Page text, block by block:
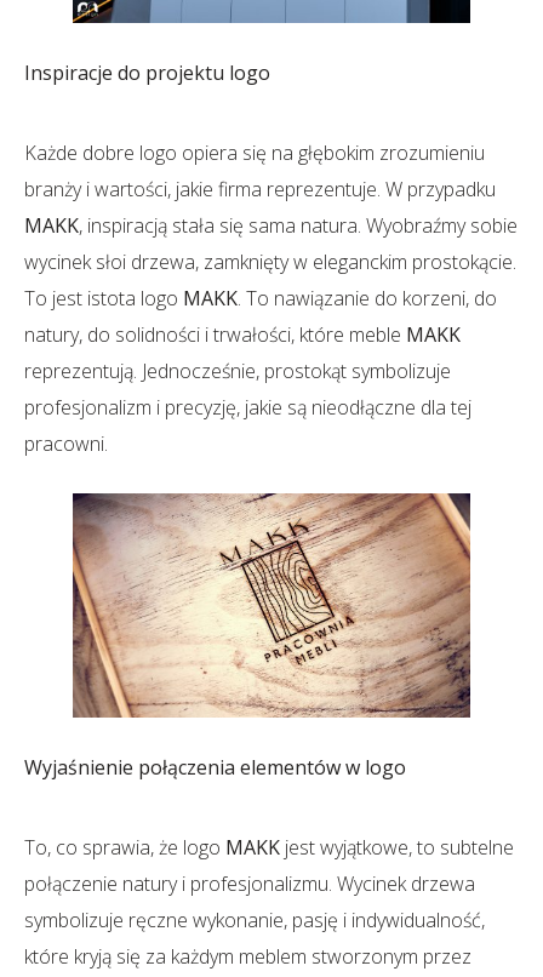
Inspiracje do projektu logo
Każde dobre logo opiera się na głębokim zrozumieniu
branży i wartości, jakie firma reprezentuje. W przypadku
MAKK, inspiracją stała się sama natura. Wyobraźmy sobie
wycinek słoi drzewa, zamknięty w eleganckim prostokącie.
To jest istota logo MAKK. To nawiązanie do korzeni, do
natury, do solidności i trwałości, które meble MAKK
reprezentują. Jednocześnie, prostokąt symbolizuje
profesjonalizm i precyzję, jakie są nieodłączne dla tej
pracowni.
Wyjaśnienie połączenia elementów w logo
To, co sprawia, że logo MAKK jest wyjątkowe, to subtelne
połączenie natury i profesjonalizmu. Wycinek drzewa
symbolizuje ręczne wykonanie, pasję i indywidualność,
które kryją się za każdym meblem stworzonym przez